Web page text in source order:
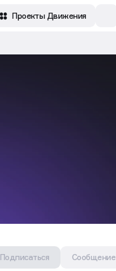
Проекты Движения
Подписаться Сообщение